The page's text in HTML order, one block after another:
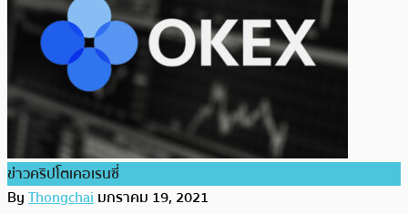
ข่าวคริปโตเคอเรนซี่
ByThongchaiมกราคม 19, 2021